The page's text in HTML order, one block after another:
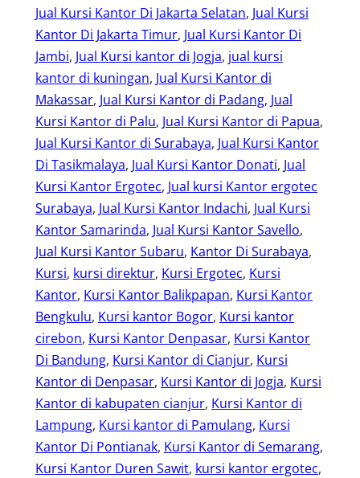
Jual Kursi Kantor Di Jakarta Selatan, Jual Kursi
Kantor Di Jakarta Timur, Jual Kursi Kantor Di
Jambi, Jual Kursi kantor di Jogja, jual kursi
kantor di kuningan, Jual Kursi Kantor di
Makassar, Jual Kursi Kantor di Padang, Jual
Kursi Kantor di Palu, Jual Kursi Kantor di Papua
Jual Kursi Kantor di Surabaya, Jual Kursi Kantor
Di Tasikmalaya, Jual Kursi Kantor Donati, Jual
Kursi Kantor Ergotec, Jual kursi Kantor ergotec
Surabaya, Jual Kursi Kantor Indachi, Jual Kursi
Kantor Samarinda, Jual Kursi Kantor Savello
Jual Kursi Kantor Subaru, Kantor Di Surabaya
Kursi, kursi direktur, Kursi Ergotec, Kursi
Kantor, Kursi Kantor Balikpapan, Kursi Kantor
Bengkulu, Kursi kantor Bogor, Kursi kantor
cirebon, Kursi Kantor Denpasar, Kursi Kantor
Di Bandung, Kursi Kantor di Cianjur, Kursi
Kantor di Denpasar, Kursi Kantor di Jogja, Kursi
Kantor di kabupaten cianjur, Kursi Kantor di
Lampung, Kursi kantor di Pamulang, Kursi
Kantor Di Pontianak, Kursi Kantor di Semarang
Kursi Kantor Duren Sawit, kursi kantor ergotec